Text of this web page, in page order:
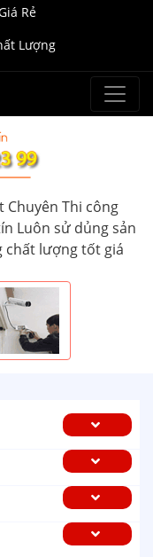
Rẻ
Lượng
Chuyên Thi công
Luôn sử dủng sản
chất lượng tốt giá